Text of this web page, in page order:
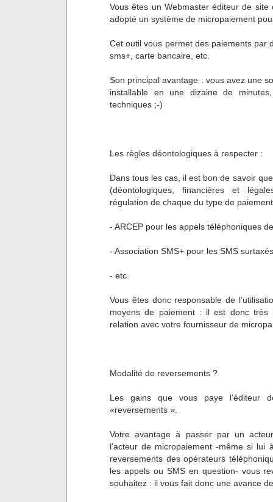
Vous êtes un Webmaster éditeur de
adopté un système de micropaiement
Cet outil vous permet des paiements par
sms+, carte bancaire, etc.
Son principal avantage : vous avez une
installable en une dizaine de
techniques ;-)
Les règles déontologiques à respecter :
Dans tous les cas, il est bon de savoir
(déontologiques, financières et
régulation de chaque du type de
- ARCEP pour les appels téléphoniques
- Association SMS+ pour les SMS
- etc.
Vous êtes donc responsable de
moyens de paiement : il est donc très
relation avec votre fournisseur de
Modalité de reversements ?
Les gains que vous paye l’éditeur
«reversements ».
Votre avantage à passer par un
l’acteur de micropaiement -même si
reversements des opérateurs
les appels ou SMS en question- vous
souhaitez : il vous fait donc une avance